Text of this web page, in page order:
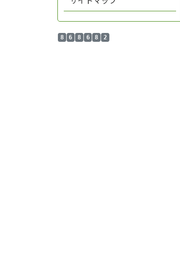
8 6 8 6 8 2